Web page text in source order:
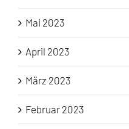
Mai 2023
April 2023
März 2023
Februar 2023